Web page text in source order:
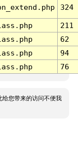
324
211
62
94
76
给您带来的访问不便我